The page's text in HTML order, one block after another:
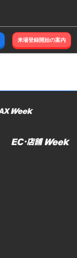
来場登録開始の案内